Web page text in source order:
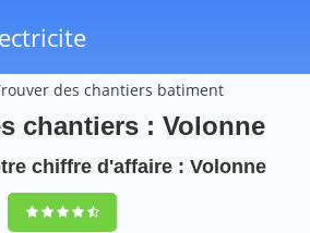
des chantiers batiment
chantiers : Volonne
chiffre d'affaire : Volonne